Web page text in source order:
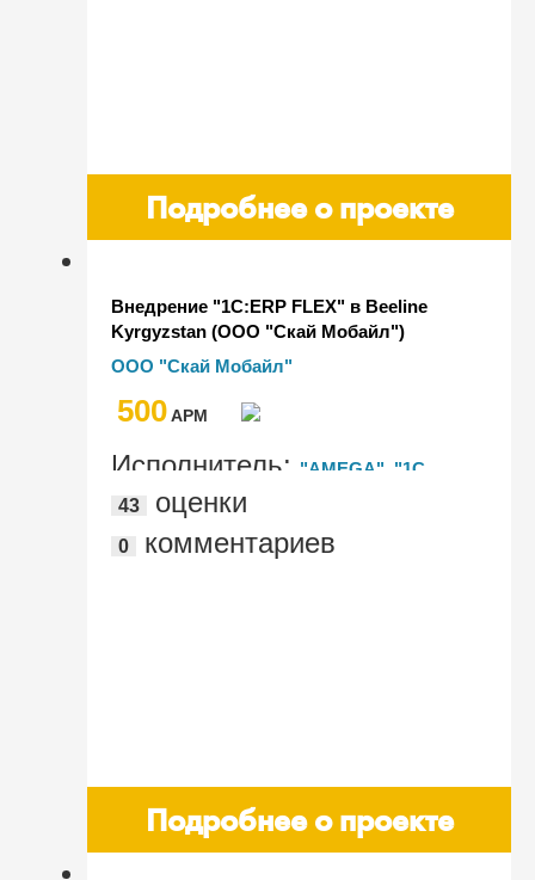
Подробнее о проекте
Внедрение "1C:ERP FLEX" в Beeline
Kyrgyzstan (ООО "Скай Мобайл")
ООО "Скай Мобайл"
500AРМ
Исполнитель: "AMEGA", "1С
Казахстан"
43 оценки
0 комментариев
Подробнее о проекте